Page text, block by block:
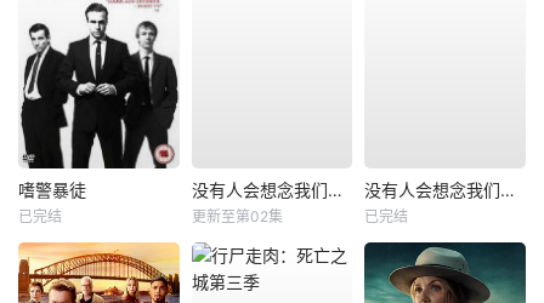
嗜警暴徒
已完结
没有人会想念我们第二季
更新至第02集
没有人会想念我们第一季
已完结